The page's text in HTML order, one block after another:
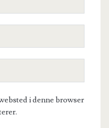
i denne browser